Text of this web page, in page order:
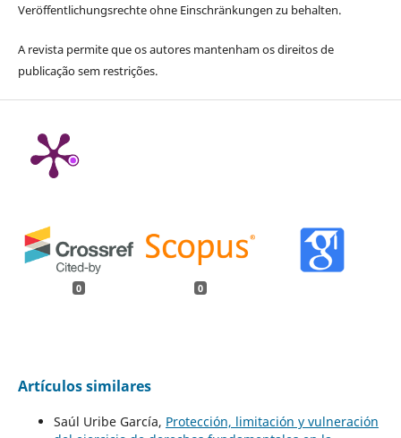
Veröffentlichungsrechte ohne Einschränkungen zu behalten.
A revista permite que os autores mantenham os direitos de
publicação sem restrições.
0 0
Artículos similares
Saúl Uribe García, Protección, limitación y vulneración